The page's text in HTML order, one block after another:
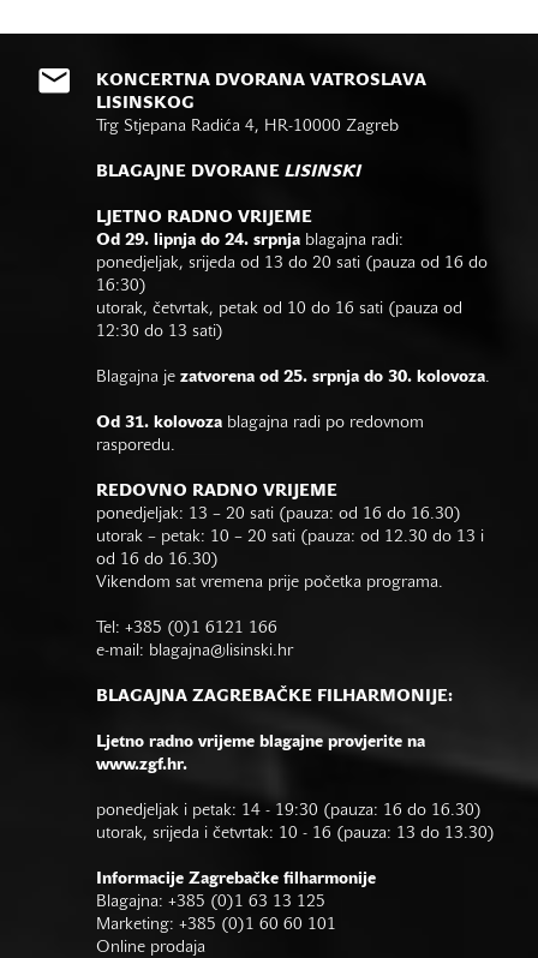
KONCERTNA DVORANA VATROSLAVA
LISINSKOG
Trg Stjepana Radića 4, HR-10000 Zagreb
BLAGAJNE DVORANE LISINSKI
LJETNO RADNO VRIJEME
Od 29. lipnja do 24. srpnja blagajna radi:
ponedjeljak, srijeda od 13 do 20 sati (pauza od 16 do
16:30)
utorak, četvrtak, petak od 10 do 16 sati (pauza od
12:30 do 13 sati)
Blagajna je zatvorena od 25. srpnja do 30. kolovoza.
Od 31. kolovoza blagajna radi po redovnom
rasporedu.
REDOVNO RADNO VRIJEME
ponedjeljak: 13 – 20 sati (pauza: od 16 do 16.30)
utorak – petak: 10 – 20 sati (pauza: od 12.30 do 13 i
od 16 do 16.30)
Vikendom sat vremena prije početka programa.
Tel: +385 (0)1 6121 166
e-mail: blagajna@lisinski.hr
BLAGAJNA ZAGREBAČKE FILHARMONIJE:
Ljetno radno vrijeme blagajne provjerite na
www.zgf.hr.
ponedjeljak i petak: 14 - 19:30 (pauza: 16 do 16.30)
utorak, srijeda i četvrtak: 10 - 16 (pauza: 13 do 13.30)
Informacije Zagrebačke filharmonije
Blagajna: +385 (0)1 63 13 125
Marketing: +385 (0)1 60 60 101
Online prodaja